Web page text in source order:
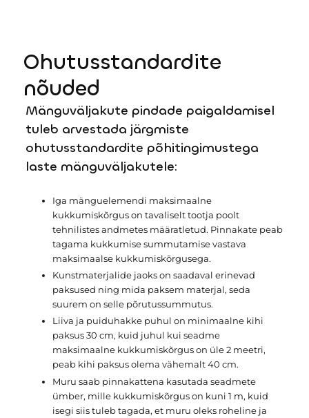
vähendada jäätmeid ja toetada ringmajandust, tagades
samal ajal turvalise ja visuaalselt atraktiivse keskkonna
lastele, noortele ja täiskasvanutele. Need pinnad sobivad
külastuskoormustega avalikesse ruumidesse.
Ohutusstandardite
nõuded
Mänguväljakute pindade paigaldamisel
tuleb arvestada järgmiste
ohutusstandardite põhitingimustega
laste mänguväljakutele:
Iga mänguelemendi maksimaalne
kukkumiskõrgus on tavaliselt tootja poolt
tehnilistes andmetes määratletud. Pinnakate peab
tagama kukkumise summutamise vastava
maksimaalse kukkumiskõrgusega.
Kunstmaterjalide jaoks on saadaval erinevad
paksused ning mida paksem materjal, seda
suurem on selle põrutussummutus.
Liiva ja puiduhakke puhul on minimaalne kihi
paksus 30 cm, kuid juhul kui seadme
maksimaalne kukkumiskõrgus on üle 2 meetri,
peab kihi paksus olema vähemalt 40 cm.
Muru saab pinnakattena kasutada seadmete
ümber, mille kukkumiskõrgus on kuni 1 m, kuid
isegi siis tuleb tagada, et muru oleks roheline ja